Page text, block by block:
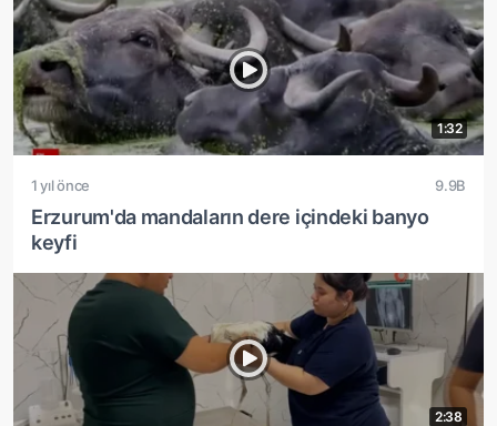
1:32
1 yıl önce 9.9B
Erzurum'da mandaların dere içindeki banyo
keyfi
2:38